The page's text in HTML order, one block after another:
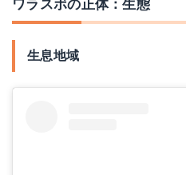
ワラスボの正体：生態
生息地域